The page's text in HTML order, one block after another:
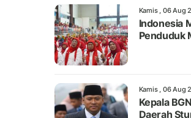
Kamis , 06 Aug
Indonesia
Penduduk
Kamis , 06 Aug
Kepala
Daerah